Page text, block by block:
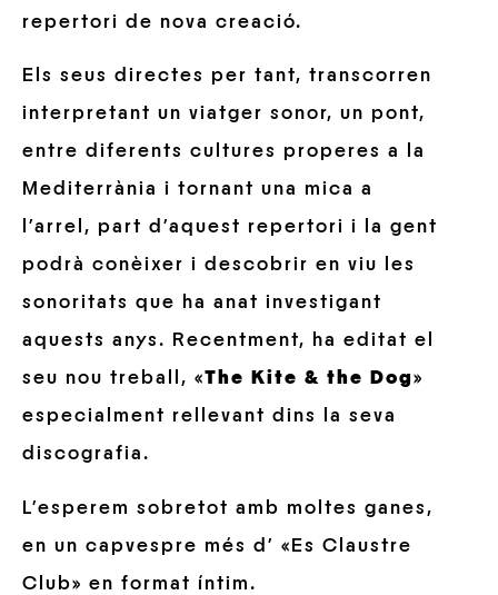
repertori de nova creació.
Els seus directes per tant, transcorren
interpretant un viatger sonor, un pont,
entre diferents cultures properes a la
Mediterrània i tornant una mica a
l’arrel, part d’aquest repertori i la gent
podrà conèixer i descobrir en viu les
sonoritats que ha anat investigant
aquests anys. Recentment, ha editat el
seu nou treball, «The Kite & the Dog»
especialment rellevant dins la seva
discografia.
L’esperem sobretot amb moltes ganes,
en un capvespre més d’ «Es Claustre
Club» en format íntim.